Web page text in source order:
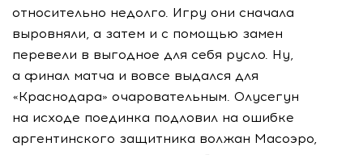
относительно недолго. Игру они сначала
выровняли, а затем и с помощью замен
перевели в выгодное для себя русло. Ну,
а финал матча и вовсе выдался для
«Краснодара» очаровательным. Олусегун
на исходе поединка подловил на ошибке
аргентинского защитника волжан Масоэро,